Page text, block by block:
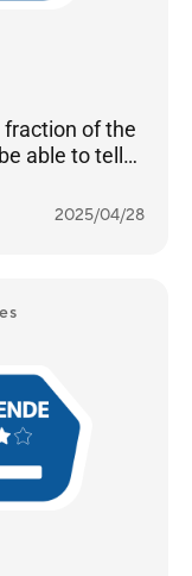
fraction of the
able to tell
2025/04/28